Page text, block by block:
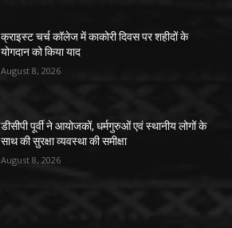
क्राइस्ट चर्च कॉलेज में काकोरी दिवस पर शहीदों के
योगदान को किया याद
August 8, 2026
डीसीपी पूर्वी ने आयोजकों, धर्मगुरुओं एवं स्थानीय लोगों के
साथ की सुरक्षा व्यवस्था की समीक्षा
August 8, 2026